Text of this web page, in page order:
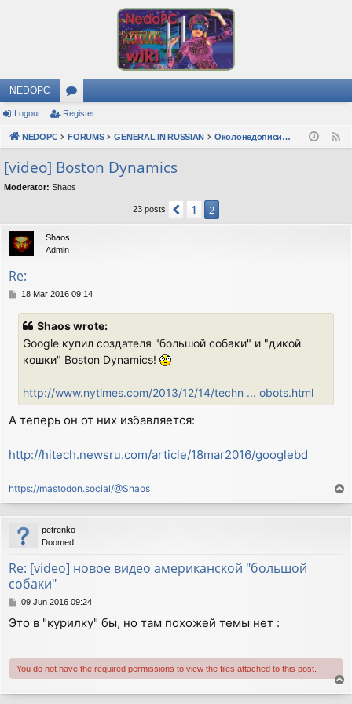
NEDOPC
or
u
s
Logout Register
NEDOPC FORUMS GENERAL IN RUSSIAN Околонедописишности
[video] Boston Dynamics
Moderator: Shaos
23 posts Previous
1 2
Shaos
Admin
Re:
P18 Mar 2016 09:14
Shaos wrote:
Google купил создателя "большой собаки" и "дикой
кошки" Boston Dynamics!
http://www.nytimes.com/2013/12/14/techn ... obots.html
А теперь он от них избавляется:
http://hitech.newsru.com/article/18mar2016/googlebd
https://mastodon.social/@Shaos
o
p
petrenko
Doomed
Re: [video] новое видео американской "большой
собаки"
P
s
09 Jun 2016 09:24
Это в "курилку" бы, но там похожей темы нет :
You do not have the required permissions to view the files attached to this post.
o